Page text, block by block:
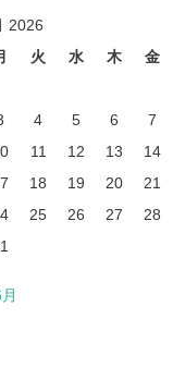
2026
火 水 木 金
4 5 6 7
11 12 13 14
18 19 20 21
25 26 27 28